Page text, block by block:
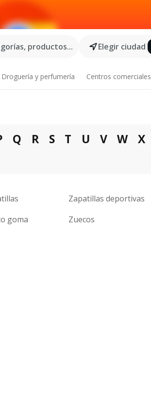
productos...
Elegir ciudad
Droguería y perfumería Centros comerciales
Q R S T U V W
X
Zapatillas deportivas
goma Zuecos